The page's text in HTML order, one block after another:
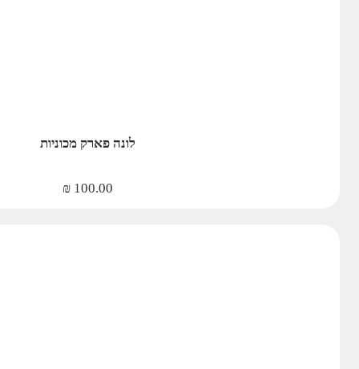
לונה פארק מכוניות
100.00
₪